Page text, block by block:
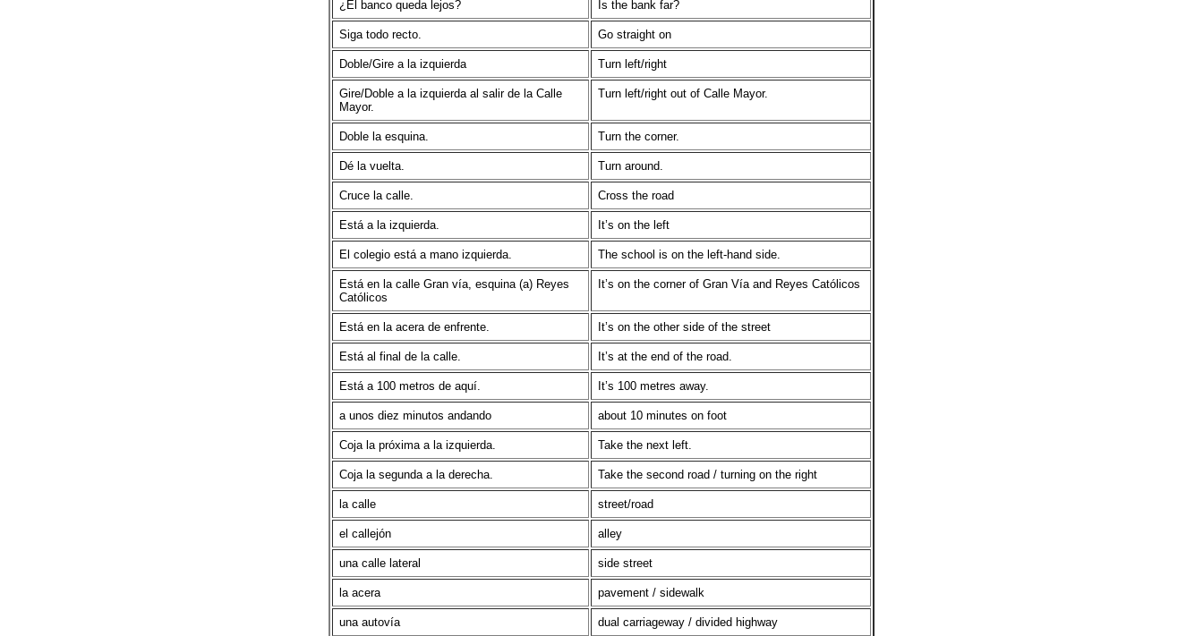
¿El banco queda lejos? Is the bank far?
Siga todo recto. Go straight on
Doble/Gire a la izquierda Turn left/right
Gire/Doble a la izquierda al salir de la Calle
Mayor.
Turn left/right out of Calle Mayor.
Doble la esquina. Turn the corner.
Dé la vuelta. Turn around.
Cruce la calle. Cross the road
Está a la izquierda. It’s on the left
El colegio está a mano izquierda. The school is on the left-hand side.
Está en la calle Gran vía, esquina (a) Reyes
Católicos
It’s on the corner of Gran Vía and Reyes Católicos
Está en la acera de enfrente. It’s on the other side of the street
Está al final de la calle. It’s at the end of the road.
Está a 100 metros de aquí. It’s 100 metres away.
a unos diez minutos andando about 10 minutes on foot
Coja la próxima a la izquierda. Take the next left.
Coja la segunda a la derecha. Take the second road / turning on the right
la calle street/road
el callejón alley
una calle lateral side street
la acera pavement / sidewalk
una autovía dual carriageway / divided highway